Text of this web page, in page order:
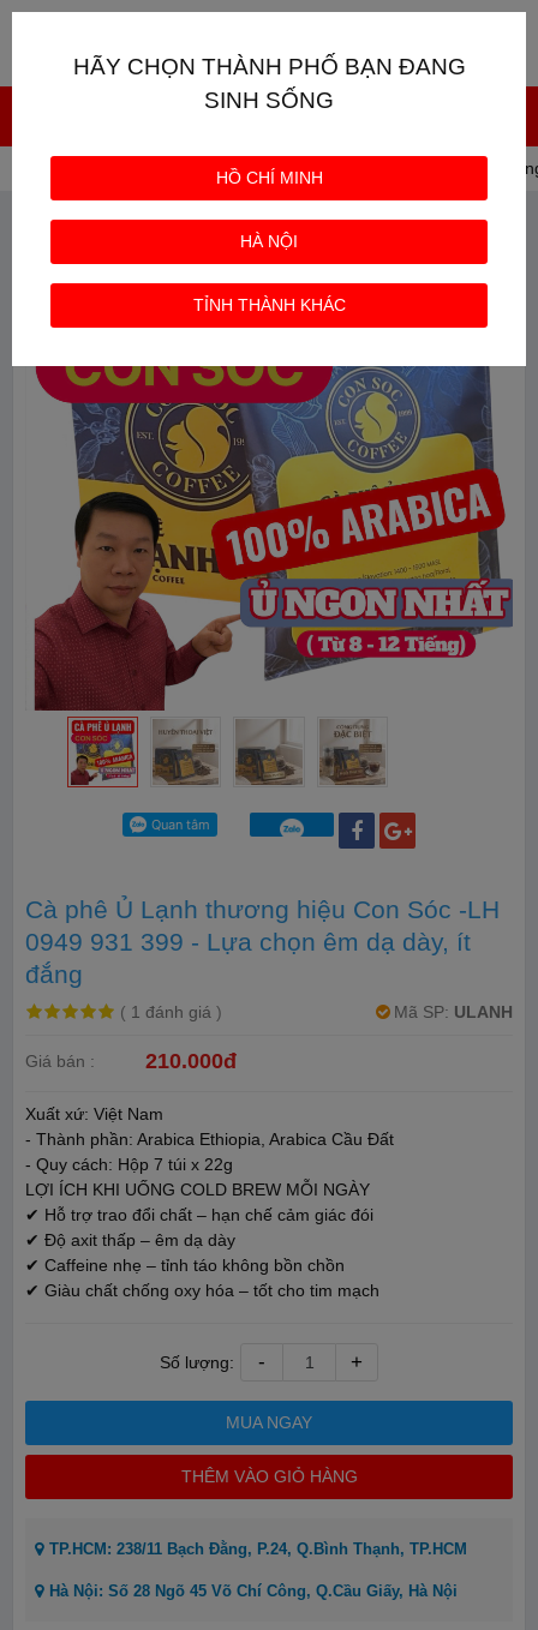
CÀ PHÊ CON SÓC Cà phê Ủ Lạnh
Cà phê Ủ Lạnh thương hiệu Con Sóc -LH
0949 931 399 - Lựa chọn êm dạ dày, ít
đắng
( 1 đánh giá ) Mã SP: ULANH
Giá bán : 210.000đ
Xuất xứ: Việt Nam
- Thành phần: Arabica Ethiopia, Arabica Cầu Đất
- Quy cách: Hộp 7 túi x 22g
LỢI ÍCH KHI UỐNG COLD BREW MỖI NGÀY
✔ Hỗ trợ trao đổi chất – hạn chế cảm giác đói
✔ Độ axit thấp – êm dạ dày
✔ Caffeine nhẹ – tỉnh táo không bồn chồn
✔ Giàu chất chống oxy hóa – tốt cho tim mạch
Số lượng: - +
MUA NGAY
THÊM VÀO GIỎ HÀNG
TP.HCM: 238/11 Bạch Đằng, P.24, Q.Bình Thạnh, TP.HCM
Hà Nội: Số 28 Ngõ 45 Võ Chí Công, Q.Cầu Giấy, Hà Nội
HÃY CHỌN THÀNH PHỐ BẠN ĐANG
SINH SỐNG
HỒ CHÍ MINH
HÀ NỘI
TỈNH THÀNH KHÁC